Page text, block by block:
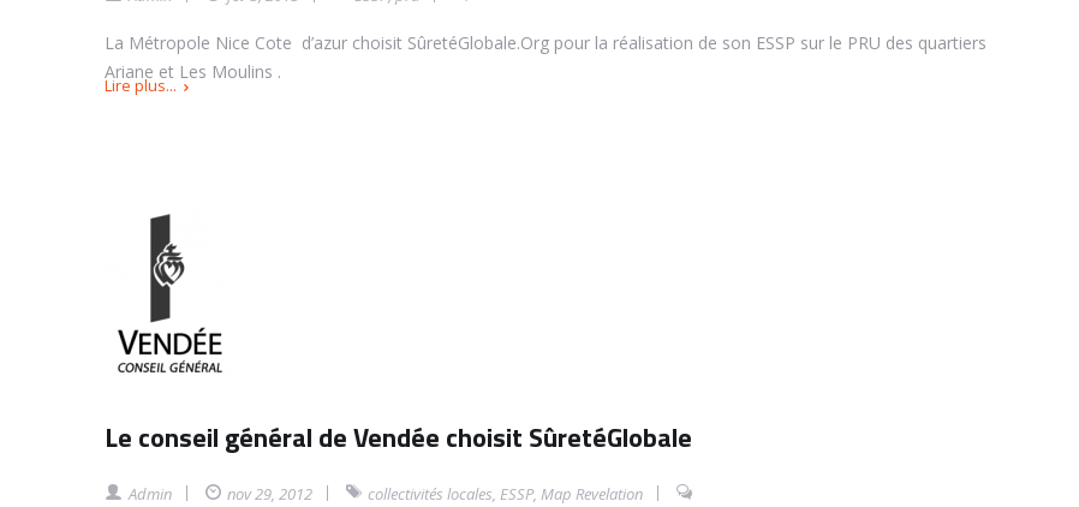
La Métropole Nice Cote d’azur choisit SûretéGlobale.Org pour la réalisation de son ESSP sur le PRU des quartiers
Ariane et Les Moulins .
Lire plus...
Le conseil général de Vendée choisit SûretéGlobale
Admin nov 29, 2012 collectivités locales, ESSP, Map Revelation